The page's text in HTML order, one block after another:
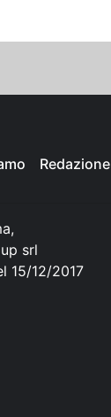
Redazione
srl
15/12/2017